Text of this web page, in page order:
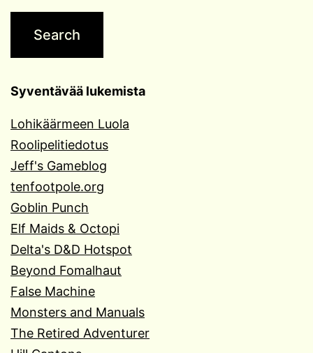
Syventävää lukemista
Lohikäärmeen Luola
Roolipelitiedotus
Jeff's Gameblog
tenfootpole.org
Goblin Punch
Elf Maids & Octopi
Delta's D&D Hotspot
Beyond Fomalhaut
False Machine
Monsters and Manuals
The Retired Adventurer